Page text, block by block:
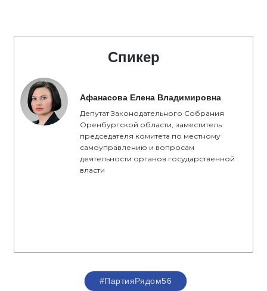
Спикер
Афанасова Елена Владимировна
Депутат Законодательного Собрания
Оренбургской области, заместитель
председателя комитета по местному
самоуправлению и вопросам
деятельности органов государственной
власти
#ПартияРядом56